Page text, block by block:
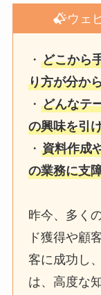
ウェ
・どこから
り方が分か
・どんなテ
の興味を引
・資料作成
の業務に支
昨今、多く
ド獲得や顧
客に成功し
は、高度な